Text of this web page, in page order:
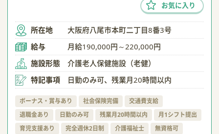
お気に入り
所在地
大阪府八尾市本町二丁目8番3号
給与
月給190,000円～220,000円
施設形態
介護老人保健施設（老健）
特記事項
日勤のみ可、残業月20時間以内
ボーナス・賞与あり 社会保険完備
交通費支給
退職金あり
日勤のみ可 残業月20時間以内
月1シフト提出
育児支援あり
完全週休2日制 介護福祉士
無資格可